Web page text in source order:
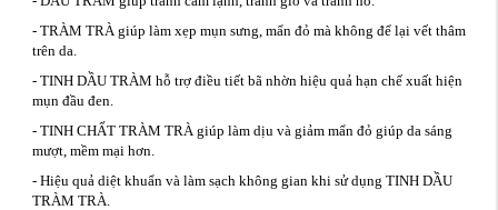
- TRÀM TRÀ giúp làm xẹp mụn sưng, mẩn đỏ mà không để lại vết thâm
trên da.
- TINH DẦU TRÀM hỗ trợ điều tiết bã nhờn hiệu quả hạn chế xuất hiện
mụn đầu đen.
- TINH CHẤT TRÀM TRÀ giúp làm dịu và giảm mẩn đỏ giúp da sáng
mượt, mềm mại hơn.
- Hiệu quả diệt khuẩn và làm sạch không gian khi sử dụng TINH DẦU
TRÀM TRÀ.